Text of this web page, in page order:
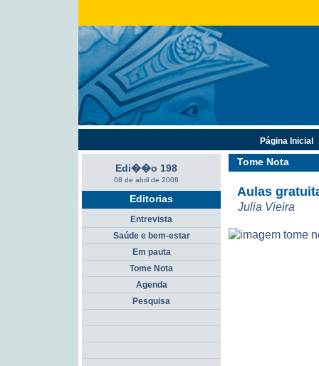
Tome Nota
Aulas
Julia Vieira
Edi��o 198
08 de abril de 2008
Editorias
Entrevista
Saúde e bem-estar
Em pauta
Tome Nota
Agenda
Pesquisa
Página Inicial